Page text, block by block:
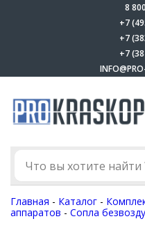
8
+7
+7
+7
Главная - Каталог -
аппаратов - Сопла